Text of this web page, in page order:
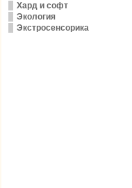
Хард и софт
Экология
Экстросенсорика